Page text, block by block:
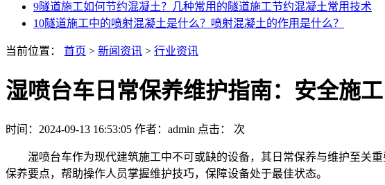
9隧道施工如何节约混凝土？几种常用的隧道施工节约混凝土常用技术
10隧道施工中的喷射混凝土是什么？喷射混凝土的作用是什么？
当前位置： 首页 > 新闻资讯 > 行业资讯
湿喷台车日常保养维护指南：安全施
时间：2024-09-13 16:53:05 作者：admin 点击： 次
湿喷台车作为现代建筑施工中不可或缺的设备，其日常保养与维护至关重
保养要点，帮助操作人员掌握维护技巧，保障设备处于最佳状态。